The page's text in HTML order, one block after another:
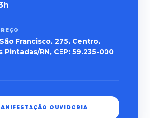
Francisco, 275, Centro,
Pintadas/RN, CEP: 59.235-000
OUVIDORIA